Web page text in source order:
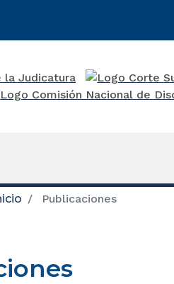
Publicaciones